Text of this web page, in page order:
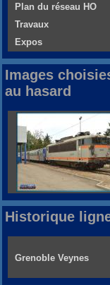
Plan du réseau HO
Travaux
Expos
Images
au hasard
Historique
Grenoble Veynes